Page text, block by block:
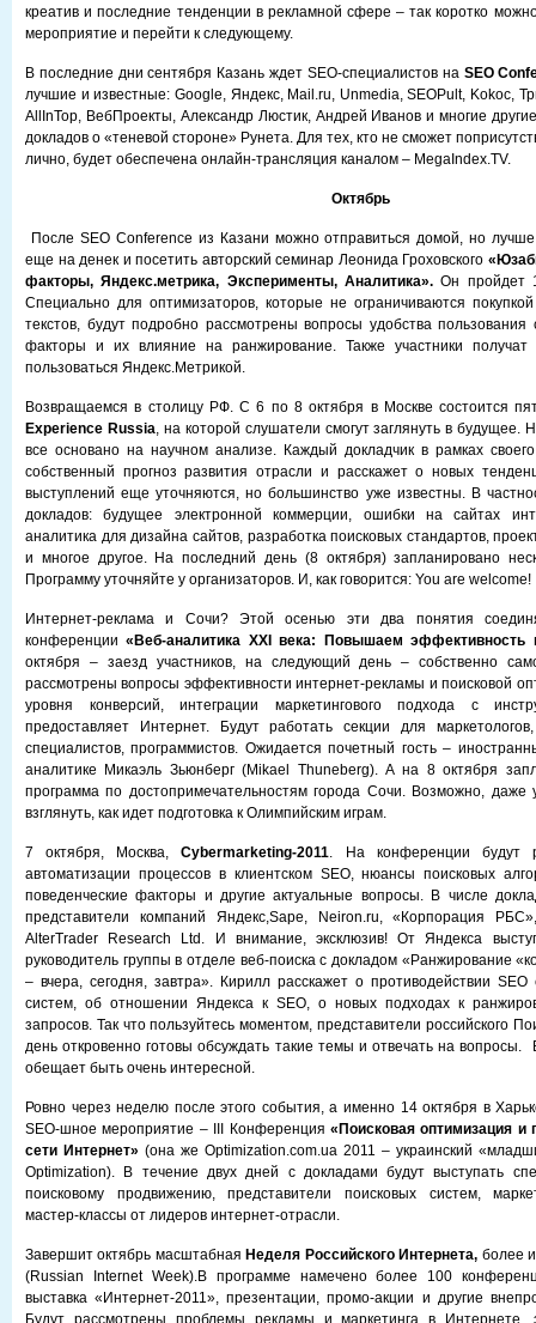
креатив и последние тенденции в рекламной сфере – так коротко
мероприятие и перейти к следующему.
В последние дни сентября Казань ждет SEO-специалистов на SEO
лучшие и известные: Google, Яндекс, Mail.ru, Unmedia, SEOPult, Kokoc,
AllInTop, ВебПроекты, Александр Люстик, Андрей Иванов и многие
докладов о «теневой стороне» Рунета. Для тех, кто не сможет
лично, будет обеспечена онлайн-трансляция каналом – MegaIndex.TV.
Октябрь
После SEO Conference из Казани можно отправиться домой, но
еще на денек и посетить авторский семинар Леонида Гроховского
факторы, Яндекс.метрика, Эксперименты, Аналитика». Он пройдет
Специально для оптимизаторов, которые не ограничиваются
текстов, будут подробно рассмотрены вопросы удобства пользования
факторы и их влияние на ранжирование. Также участники получат
пользоваться Яндекс.Метрикой.
Возвращаемся в столицу РФ. С 6 по 8 октября в Москве состоится
Experience Russia, на которой слушатели смогут заглянуть в будущее.
все основано на научном анализе. Каждый докладчик в рамках
собственный прогноз развития отрасли и расскажет о новых
выступлений еще уточняются, но большинство уже известны. В
докладов: будущее электронной коммерции, ошибки на сайтах
аналитика для дизайна сайтов, разработка поисковых стандартов,
и многое другое. На последний день (8 октября) запланировано
Программу уточняйте у организаторов. И, как говорится: You are welcome!
Интернет-реклама и Сочи? Этой осенью эти два понятия
конференции«Веб-аналитика XXI века: Повышаем эффективность
октября – заезд участников, на следующий день – собственно
рассмотрены вопросы эффективности интернет-рекламы и поисковой
уровня конверсий, интеграции маркетингового подхода с
предоставляет Интернет. Будут работать секции для
специалистов, программистов. Ожидается почетный гость –
аналитике Микаэль Зьюнберг (Mikael Thuneberg). А на 8 октября
программа по достопримечательностям города Сочи. Возможно, даже
взглянуть, как идет подготовка к Олимпийским играм.
7 октября, Москва,Cybermarketing-2011. На конференции будут
автоматизации процессов в клиентском SEO, нюансы поисковых
поведенческие факторы и другие актуальные вопросы. В числе
представители компаний Яндекс,Sape, Neiron.ru, «Корпорация
AlterTrader Research Ltd. И внимание, эксклюзив! От Яндекса
руководитель группы в отделе веб-поиска с докладом «Ранжирование
– вчера, сегодня, завтра». Кирилл расскажет о противодействии
систем, об отношении Яндекса к SEO, о новых подходах к
запросов. Так что пользуйтесь моментом, представители российского
день откровенно готовы обсуждать такие темы и отвечать на
обещает быть очень интересной.
Ровно через неделю после этого события, а именно 14 октября в
SEO-шное мероприятие – III Конференция «Поисковая оптимизация и
сети Интернет» (она же Optimization.com.ua 2011 – украинский
Optimization). В течение двух дней с докладами будут выступать
поисковому продвижению, представители поисковых систем,
мастер-классы от лидеров интернет-отрасли.
Завершит октябрь масштабная Неделя Российского Интернета, более
(Russian Internet Week).В программе намечено более 100
выставка «Интернет-2011», презентации, промо-акции и другие
Будут рассмотрены проблемы рекламы и маркетинга в Интернете,